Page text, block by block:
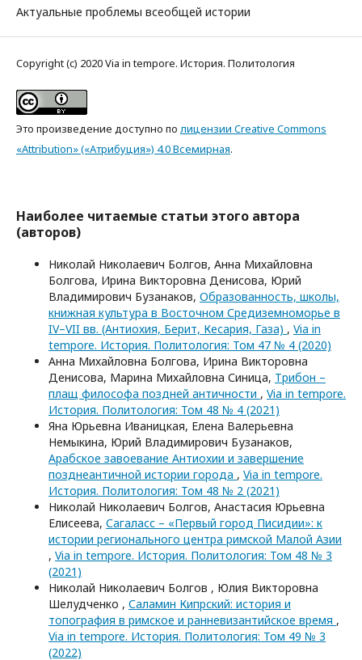
Актуальные проблемы всеобщей истории
Copyright (c) 2020 Via in tempore. История. Политология
Это произведение доступно по лицензии Creative Commons
«Attribution» («Атрибуция») 4.0 Всемирная.
Наиболее читаемые статьи этого автора
(авторов)
Николай Николаевич Болгов, Анна Михайловна
Болгова, Ирина Викторовна Денисова, Юрий
Владимирович Бузанаков, Образованность, школы,
книжная культура в Восточном Средиземноморье в
IV–VII вв. (Антиохия, Берит, Кесария, Газа) , Via in
tempore. История. Политология: Том 47 № 4 (2020)
Анна Михайловна Болгова, Ирина Викторовна
Денисова, Марина Михайловна Синица, Трибон –
плащ философа поздней античности , Via in tempore.
История. Политология: Том 48 № 4 (2021)
Яна Юрьевна Иваницкая, Елена Валерьевна
Немыкина, Юрий Владимирович Бузанаков,
Арабское завоевание Антиохии и завершение
позднеантичной истории города , Via in tempore.
История. Политология: Том 48 № 2 (2021)
Николай Николаевич Болгов, Анастасия Юрьевна
Елисеева, Сагаласс – «Первый город Писидии»: к
истории регионального центра римской Малой Азии
, Via in tempore. История. Политология: Том 48 № 3
(2021)
Николай Николаевич Болгов , Юлия Викторовна
Шелудченко , Саламин Кипрcкий: история и
топография в римское и ранневизантийское время ,
Via in tempore. История. Политология: Том 49 № 3
(2022)